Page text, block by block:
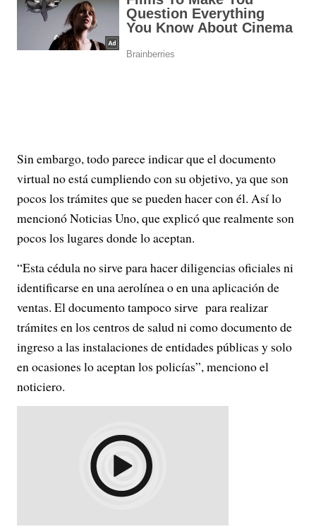
Sin embargo, todo parece indicar que el documento
virtual no está cumpliendo con su objetivo, ya que son
pocos los trámites que se pueden hacer con él. Así lo
mencionó Noticias Uno, que explicó que realmente son
pocos los lugares donde lo aceptan.
“Esta cédula no sirve para hacer diligencias oficiales ni
identificarse en una aerolínea o en una aplicación de
ventas. El documento tampoco sirve para realizar
trámites en los centros de salud ni como documento de
ingreso a las instalaciones de entidades públicas y solo
en ocasiones lo aceptan los policías”, menciono el
noticiero.